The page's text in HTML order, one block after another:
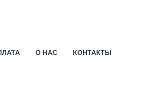
О НАС КОНТАКТЫ